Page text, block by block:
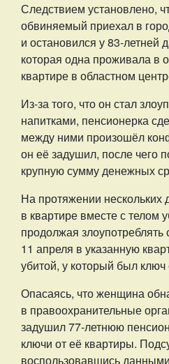
Следствием установлено,
обвиняемый приехал в
и остановился у 83-летней
которая одна проживала в
квартире в областном
Из-за того, что он стал
напитками, пенсионерка
между ними произошёл
он её задушил, после чего
крупную сумму денежных
На протяжении нескольких
в квартире вместе с телом
продолжая
11 апреля в указанную
убитой, у который был
Опасаясь, что женщина
в правоохранительные
задушил 77-летнюю
ключи от её квартиры.
воспользовавшись